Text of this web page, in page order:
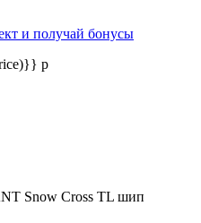
и получай бонусы
p
Snow Cross TL шип